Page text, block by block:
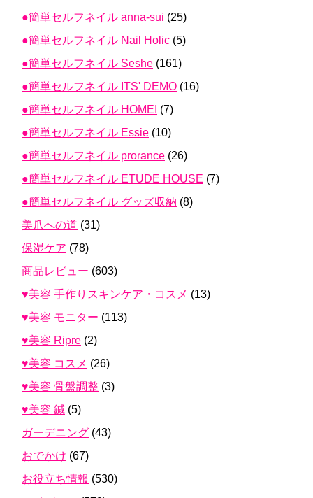
●簡単セルフネイル anna-sui (25)
●簡単セルフネイル Nail Holic (5)
●簡単セルフネイル Seshe (161)
●簡単セルフネイル ITS' DEMO (16)
●簡単セルフネイル HOMEI (7)
●簡単セルフネイル Essie (10)
●簡単セルフネイル prorance (26)
●簡単セルフネイル ETUDE HOUSE (7)
●簡単セルフネイル グッズ収納 (8)
美爪への道 (31)
保湿ケア (78)
商品レビュー (603)
♥美容 手作りスキンケア・コスメ (13)
♥美容 モニター (113)
♥美容 Ripre (2)
♥美容 コスメ (26)
♥美容 骨盤調整 (3)
♥美容 鍼 (5)
ガーデニング (43)
おでかけ (67)
お役立ち情報 (530)